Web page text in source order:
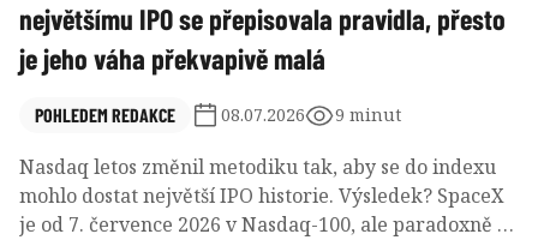
největšímu IPO se přepisovala pravidla, přesto
je jeho váha překvapivě malá
POHLEDEM REDAKCE 08.07.2026 9 minut
Nasdaq letos změnil metodiku tak, aby se do indexu
mohlo dostat největší IPO historie. Výsledek? SpaceX
je od 7. července 2026 v Nasdaq-100, ale paradoxně s